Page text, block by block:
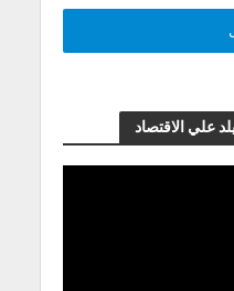
علي الاقتصاد